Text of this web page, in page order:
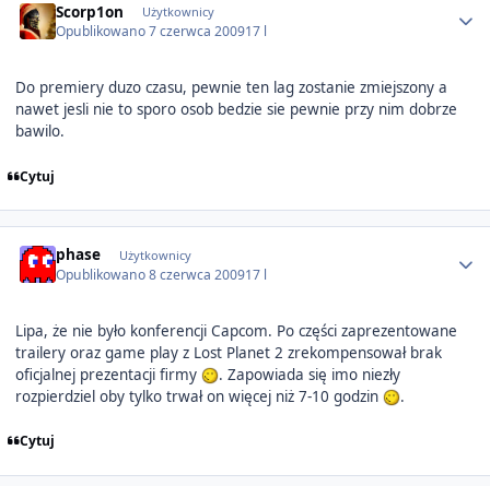
Scorp1on Użytkownicy
Opublikowano7 czerwca 200917 l
Do premiery duzo czasu, pewnie ten lag zostanie zmiejszony a
nawet jesli nie to sporo osob bedzie sie pewnie przy nim dobrze
bawilo.
Cytuj
phase Użytkownicy
Opublikowano8 czerwca 200917 l
Lipa, że nie było konferencji Capcom. Po części zaprezentowane
trailery oraz game play z Lost Planet 2 zrekompensował brak
oficjalnej prezentacji firmy
. Zapowiada się imo niezły
rozpierdziel oby tylko trwał on więcej niż 7-10 godzin
.
Cytuj